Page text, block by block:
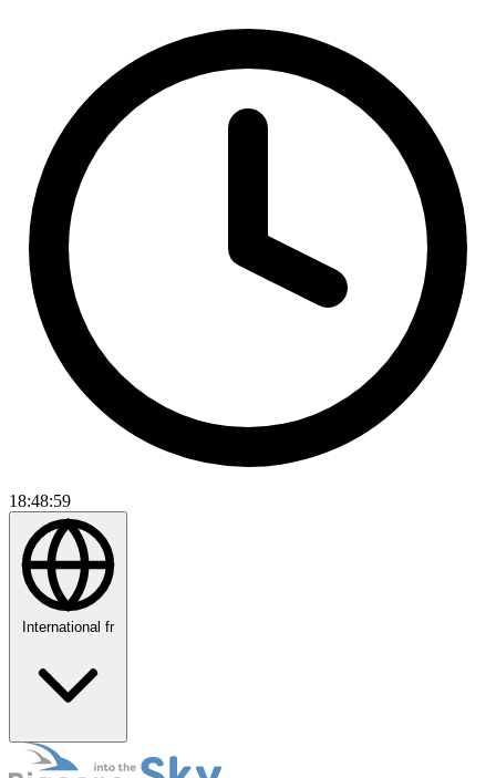
18:49:00
International fr